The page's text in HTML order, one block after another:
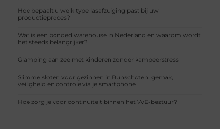
Hoe bepaalt u welk type lasafzuiging past bij uw
productieproces?
Wat is een bonded warehouse in Nederland en waarom wordt
het steeds belangrijker?
Glamping aan zee met kinderen zonder kampeerstress
Slimme sloten voor gezinnen in Bunschoten: gemak,
veiligheid en controle via je smartphone
Hoe zorg je voor continuïteit binnen het VvE-bestuur?